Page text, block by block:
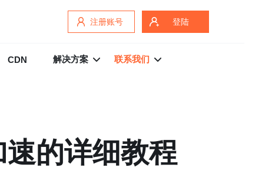
注册账号 登陆
CDN 解决方案 联系我们
的详细教程